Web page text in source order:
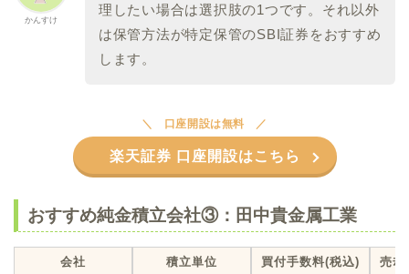
かんすけ
理したい場合は選択肢の1つです。それ以外
は保管方法が特定保管のSBI証券をおすすめ
します。
口座開設は無料
楽天証券 口座開設はこちら
おすすめ純金積立会社③：田中貴金属工業
会社 積立単位 買付手数料(税込) 売却